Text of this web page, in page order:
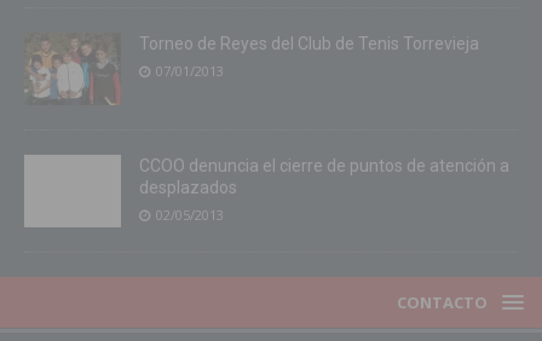
Torneo de Reyes del Club de Tenis Torrevieja
07/01/2013
CCOO denuncia el cierre de puntos de atención a
desplazados
02/05/2013
CONTACTO